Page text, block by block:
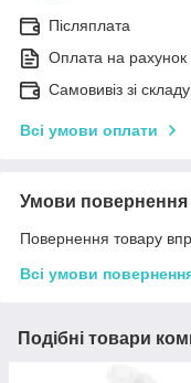
Післяплата
Оплата на рахунок
Самовивіз зі
Всі умови оплати
Умови повернення
Повернення товару
Всі умови
Подібні товари